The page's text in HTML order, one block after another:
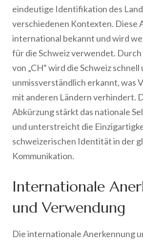
eindeutige Identifikation des
verschiedenen Kontexten. Diese
international bekannt und wird
für die Schweiz verwendet.
von „CH“ wird die Schweiz schnell
unmissverständlich erkannt, was
mit anderen Ländern verhindert.
Abkürzung stärkt das nationale
und unterstreicht die
schweizerischen Identität in der
Kommunikation.
Internationale
und Verwendung
Die internationale Anerkennung